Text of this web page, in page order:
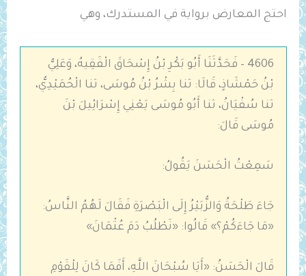
احتج المعارض برواية في المستدرك، وهي
4606 – فَحَدَّثَنَا أَبُو بَكْرِ بْنُ إِسْحَاقَ الْفَقِيهُ، وَعَلِيُّ
بْنُ حَمْشَاذٍ، قَالَا: ثنا بِشْرُ بْنُ مُوسَى، ثنا الْحُمَيْدِيُّ،
ثنا سُفْيَانُ، ثنا أَبُو مُوسَى يَعْنِي إِسْرَائِيلَ بْنَ
مُوسَى قَالَ:
سَمِعْتُ الْحَسَنَ يَقُولُ:
جَاءَ طَلْحَةُ وَالزُّبَيْرُ إِلَى الْبَصْرَةِ فَقَالَ لَهُمُ النَّاسُ:
«مَا جَاءَكُمْ؟» قَالُوا: «نَطْلُبُ دَمَ عُثْمَانَ»
قَالَ الْحَسَنُ: «أَيَا سُبْحَانَ اللَّهِ، أَفَمَا كَانَ لِلْقَوْمِ